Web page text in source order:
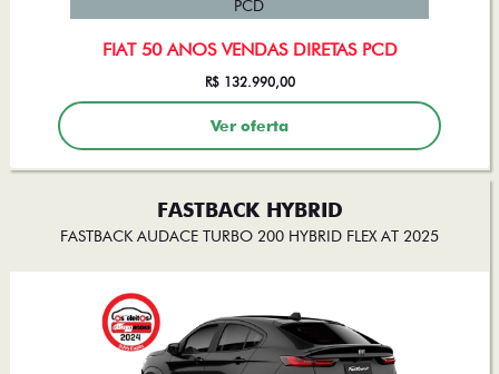
FIAT 50 ANOS VENDAS DIRETAS PCD
PCD
R$ 132.990,00
Ver oferta
FASTBACK HYBRID
FASTBACK AUDACE TURBO 200 HYBRID FLEX AT 2025